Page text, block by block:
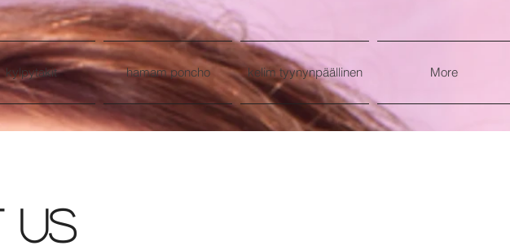
kylpytakit hamam poncho kelim tyynynpäällinen More